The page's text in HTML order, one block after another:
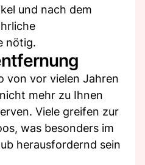
und nach dem
nötig.
von vor vielen Jahren
mehr zu Ihnen
Viele greifen zur
was besonders im
herausfordernd sein